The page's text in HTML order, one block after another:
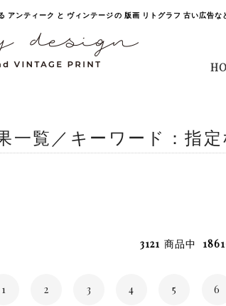
アンティーク と ヴィンテージの 版画 リトグラフ 古い広告
一覧／キーワード：指定
3121 商品中
1 2 3 4 5 6